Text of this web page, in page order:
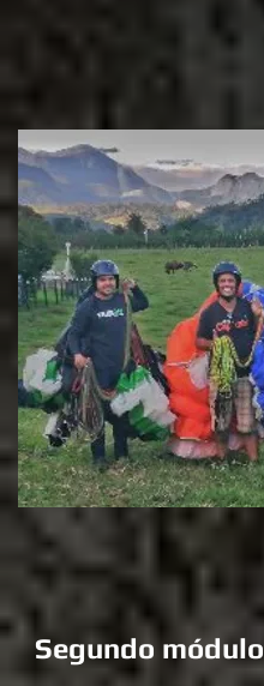
Segundo módulo